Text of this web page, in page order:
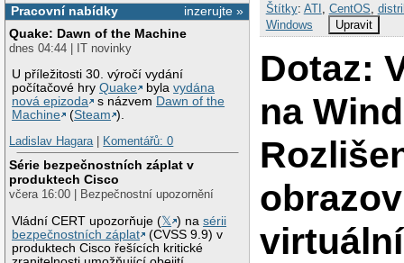
inzerujte »
Pracovní nabídky
Quake: Dawn of the Machine
dnes 04:44 | IT novinky
U příležitosti 30. výročí vydání
počítačové hryQuake bylavydána
nová epizoda
s názvem Dawn of the
Machine
(Steam ).
Ladislav Hagara| Komentářů: 0
Série bezpečnostních záplat v
produktech Cisco
včera 16:00 | Bezpečnostní upozornění
Vládní CERT upozorňuje (𝕏 ) nasérii
bezpečnostních záplat
(CVSS 9.9) v
produktech Cisco řešících kritické
Štítky: ATI CentOS
Windows
Upravit
Dotaz:
na